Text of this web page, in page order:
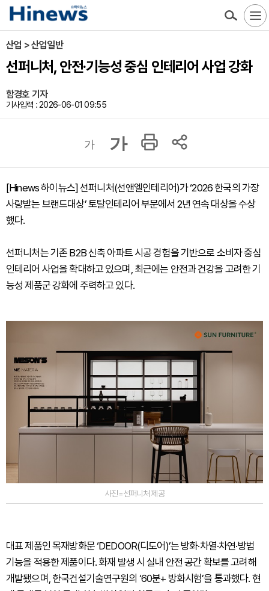
산업 > 산업일반
선퍼니처, 안전·기능성 중심 인테리어 사업 강화
함경호 기자
기사입력 : 2026-06-01 09:55
가 가
[Hinews 하이뉴스] 선퍼니처(선앤엘인테리어)가 ‘2026 한국의 가장
사랑받는 브랜드대상’ 토탈인테리어 부문에서 2년 연속 대상을 수상
했다.
선퍼니처는 기존 B2B 신축 아파트 시공 경험을 기반으로 소비자 중심
인테리어 사업을 확대하고 있으며, 최근에는 안전과 건강을 고려한 기
능성 제품군 강화에 주력하고 있다.
사진=선퍼니처 제공
대표 제품인 목재방화문 ‘DEDOOR(디도어)’는 방화·차열·차연·방범
기능을 적용한 제품이다. 화재 발생 시 실내 안전 공간 확보를 고려해
개발됐으며, 한국건설기술연구원의 ‘60분+ 방화시험’을 통과했다. 현